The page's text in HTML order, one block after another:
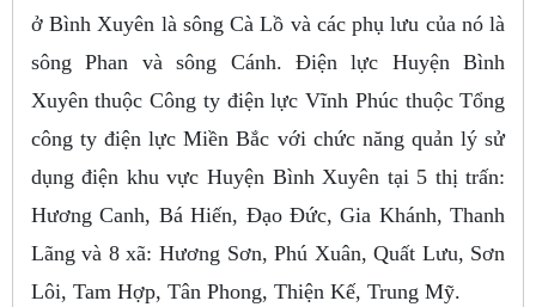
ở Bình Xuyên là sông Cà Lồ và các phụ lưu của nó là
sông Phan và sông Cánh. Điện lực Huyện Bình
Xuyên thuộc Công ty điện lực Vĩnh Phúc thuộc Tổng
công ty điện lực Miền Bắc với chức năng quản lý sử
dụng điện khu vực Huyện Bình Xuyên tại 5 thị trấn:
Hương Canh, Bá Hiến, Đạo Đức, Gia Khánh, Thanh
Lãng và 8 xã: Hương Sơn, Phú Xuân, Quất Lưu, Sơn
Lôi, Tam Hợp, Tân Phong, Thiện Kế, Trung Mỹ.